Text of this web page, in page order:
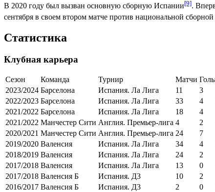
В 2020 году был вызван основную сборную Испании[9].
сентября в своем втором матче против национальной
Статистика
Клубная карьера
Сезон Команда Турнир Матчи
2023/2024 Барселона Испания. Ла Лига 11 3
2022/2023 Барселона Испания. Ла Лига 33 4
2021/2022 Барселона Испания. Ла Лига 18 4
2021/2022 Манчестер Сити Англия. Премьер-лига 4 2
2020/2021 Манчестер Сити Англия. Премьер-лига 24 7
2019/2020 Валенсия Испания. Ла Лига 34 4
2018/2019 Валенсия Испания. Ла Лига 24 2
2017/2018 Валенсия Испания. Ла Лига 13 0
2017/2018 Валенсия Б Испания. Д3 10 2
2016/2017 Валенсия Б Испания. Д3 2 0